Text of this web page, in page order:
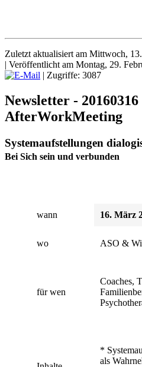
Zuletzt aktualisiert am Mittwoch,
| Veröffentlicht am Montag, 29.
| Zugriffe: 3087
Newsletter - 20160316
AfterWorkMeeting
Systemaufstellungen
Bei Sich sein und verbunden
wann 16. März
wo ASO &
für wen
Coaches,
*
als